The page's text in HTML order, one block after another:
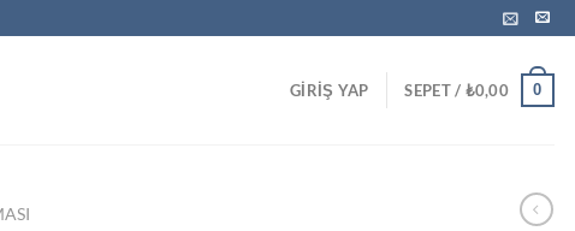
GIRIŞ YAP SEPET / ₺0,00 0